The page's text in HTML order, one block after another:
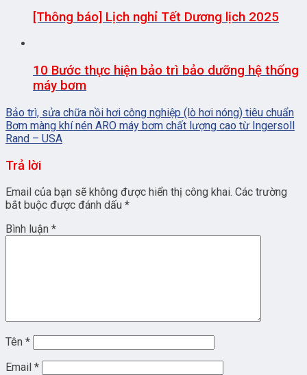
[Thông báo] Lịch nghỉ Tết Dương lịch 2025
10 Bước thực hiện bảo trì bảo dưỡng hệ thống
máy bơm
Bảo trì, sửa chữa nồi hơi công nghiệp (lò hơi nóng) tiêu chuẩn
Bơm màng khí nén ARO máy bơm chất lượng cao từ Ingersoll
Rand – USA
Trả lời
Email của bạn sẽ không được hiển thị công khai. Các trường
bắt buộc được đánh dấu *
Bình luận *
Tên *
Email *